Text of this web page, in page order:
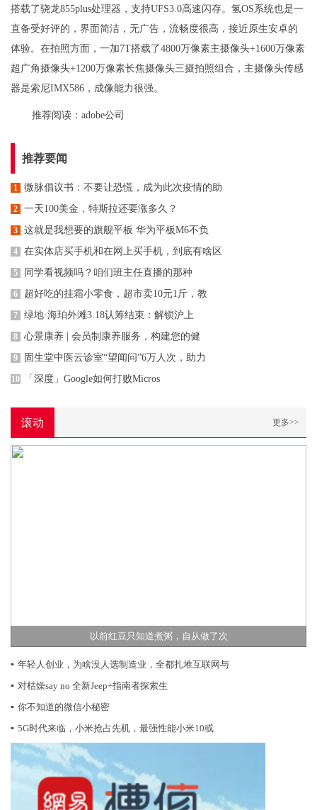
搭载了骁龙855plus处理器，支持UFS3.0高速闪存。氢OS系统也是一
直备受好评的，界面简洁，无广告，流畅度很高，接近原生安卓的
体验。在拍照方面，一加7T搭载了4800万像素主摄像头+1600万像素
超广角摄像头+1200万像素长焦摄像头三摄拍照组合，主摄像头传感
器是索尼IMX586，成像能力很强。
推荐阅读： adobe公司
推荐要闻
1 微脉倡议书：不要让恐慌，成为此次疫情的助
2 一天100美金，特斯拉还要涨多久？
3 这就是我想要的旗舰平板 华为平板M6不负
4 在实体店买手机和在网上买手机，到底有啥区
5 同学看视频吗？咱们班主任直播的那种
6 超好吃的挂霜小零食，超市卖10元1斤，教
7 绿地·海珀外滩3.18认筹结束：解锁沪上
8 心景康养 | 会员制康养服务，构建您的健
9 固生堂中医云诊室“望闻问”6万人次，助力
10 「深度」Google如何打败Micros
滚动 更多>>
以前红豆只知道煮粥，自从做了次
▪ 年轻人创业，为啥没人选制造业，全都扎堆互联网与
▪ 对枯燥say no 全新Jeep+指南者探索生
▪ 你不知道的微信小秘密
▪ 5G时代来临，小米抢占先机，最强性能小米10或